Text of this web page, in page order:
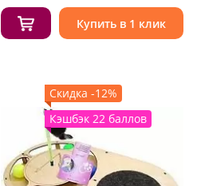
Купить в 1 клик
Скидка -12%
Кэшбэк 22 баллов